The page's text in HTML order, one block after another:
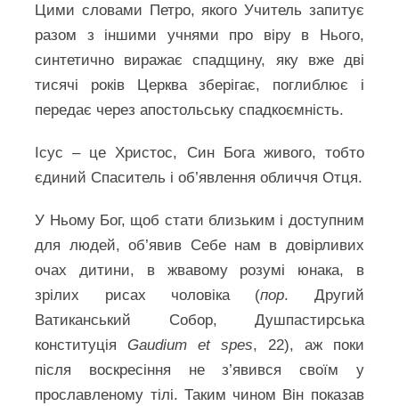
Цими словами Петро, якого Учитель запитує
разом з іншими учнями про віру в Нього,
синтетично виражає спадщину, яку вже дві
тисячі років Церква зберігає, поглиблює і
передає через апостольську спадкоємність.
Ісус – це Христос, Син Бога живого, тобто
єдиний Спаситель і об’явлення обличчя Отця.
У Ньому Бог, щоб стати близьким і доступним
для людей, об’явив Себе нам в довірливих
очах дитини, в жвавому розумі юнака, в
зрілих рисах чоловіка (пор. Другий
Ватиканський Собор, Душпастирська
конституція Gaudium et spes, 22), аж поки
після воскресіння не з’явився своїм у
прославленому тілі. Таким чином Він показав